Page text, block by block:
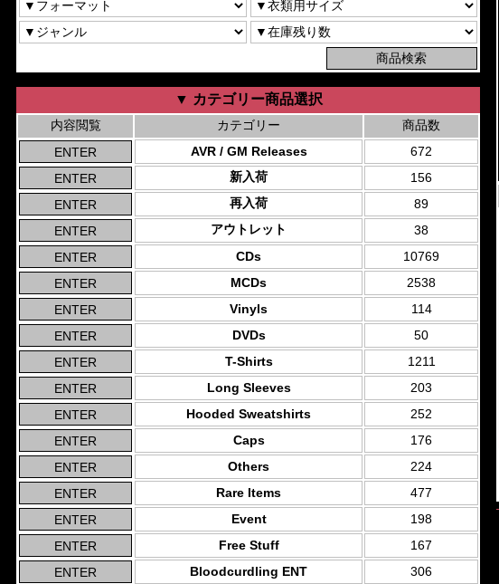
▼ カテゴリー商品選択
内容閲覧 カテゴリー
商品数
AVR / GM Releases
672
新入荷
156
再入荷
89
アウトレット
38
CDs
10769
MCDs
2538
Vinyls
114
DVDs
50
T-Shirts
1211
Long Sleeves
203
Hooded Sweatshirts
252
Caps
176
Others
224
Rare Items
477
Event
198
Free Stuff
167
Bloodcurdling ENT
306